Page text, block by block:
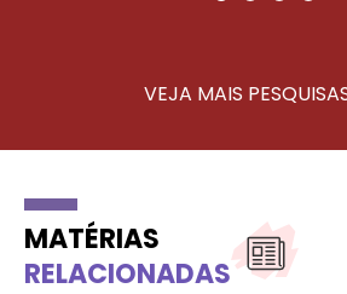
VEJA MAIS
MATÉRIAS
RELACIONADAS